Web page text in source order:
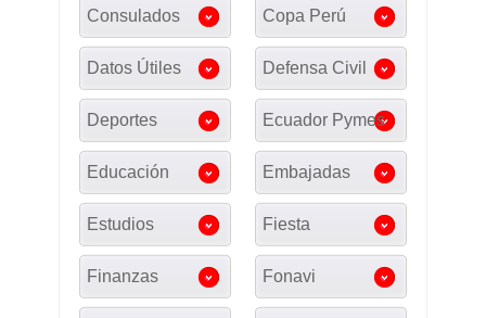
Consulados Copa Perú
Datos Útiles Defensa Civil
Deportes Ecuador Pymes
Educación Embajadas
Estudios Fiesta
Finanzas Fonavi